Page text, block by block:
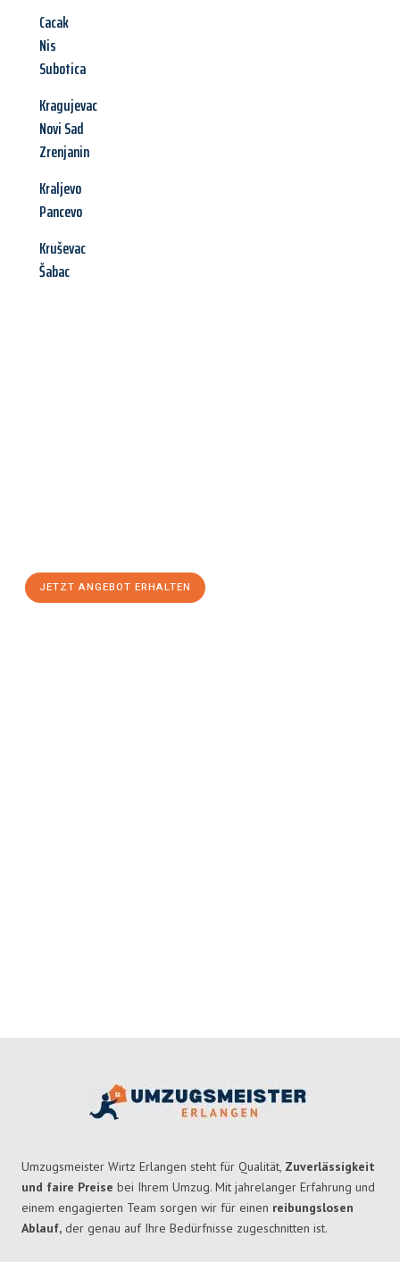
Cacak
Nis
Subotica
Kragujevac
Novi Sad
Zrenjanin
Kraljevo
Pancevo
Kruševac
Šabac
JETZT ANGEBOT ERHALTEN
Umzugsmeister Wirtz Erlangen steht für Qualität, Zuverlässigkeit
und faire Preise bei Ihrem Umzug. Mit jahrelanger Erfahrung und
einem engagierten Team sorgen wir für einen reibungslosen
Ablauf, der genau auf Ihre Bedürfnisse zugeschnitten ist.